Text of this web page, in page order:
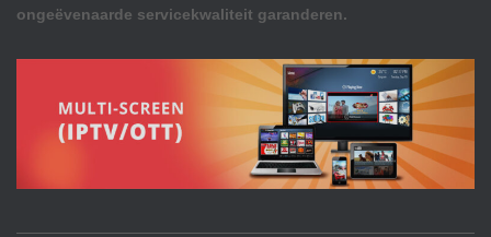
ongeëvenaarde servicekwaliteit garanderen.